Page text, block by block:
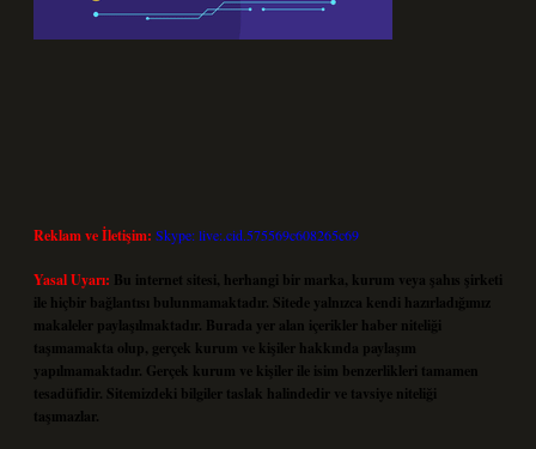
Reklam ve İletişim: Skype: live:.cid.575569c608265c69
Yasal Uyarı: Bu internet sitesi, herhangi bir marka, kurum veya şahıs şirketi
ile hiçbir bağlantısı bulunmamaktadır. Sitede yalnızca kendi hazırladığımız
makaleler paylaşılmaktadır. Burada yer alan içerikler haber niteliği
taşımamakta olup, gerçek kurum ve kişiler hakkında paylaşım
yapılmamaktadır. Gerçek kurum ve kişiler ile isim benzerlikleri tamamen
tesadüfidir. Sitemizdeki bilgiler taslak halindedir ve tavsiye niteliği
taşımazlar.